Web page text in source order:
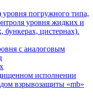
погружного типа,
уровня жидких и
бункерах, цистернах).
с аналоговым
исполнении
взрывозащиты «mb»